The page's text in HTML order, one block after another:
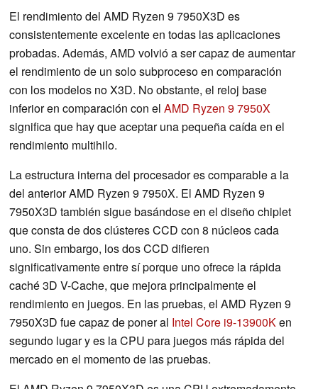
El rendimiento del AMD Ryzen 9 7950X3D es
consistentemente excelente en todas las aplicaciones
probadas. Además, AMD volvió a ser capaz de aumentar
el rendimiento de un solo subproceso en comparación
con los modelos no X3D. No obstante, el reloj base
inferior en comparación con el AMD Ryzen 9 7950X
significa que hay que aceptar una pequeña caída en el
rendimiento multihilo.
La estructura interna del procesador es comparable a la
del anterior AMD Ryzen 9 7950X. El AMD Ryzen 9
7950X3D también sigue basándose en el diseño chiplet
que consta de dos clústeres CCD con 8 núcleos cada
uno. Sin embargo, los dos CCD difieren
significativamente entre sí porque uno ofrece la rápida
caché 3D V-Cache, que mejora principalmente el
rendimiento en juegos. En las pruebas, el AMD Ryzen 9
7950X3D fue capaz de poner al Intel Core i9-13900Ken
segundo lugar y es la CPU para juegos más rápida del
mercado en el momento de las pruebas.